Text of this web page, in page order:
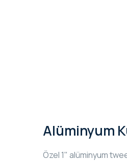
Alüminyum
Özel 1" alüminyum